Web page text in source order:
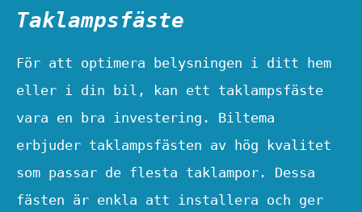
Taklampsfäste
För att optimera belysningen i ditt hem
eller i din bil, kan ett taklampsfäste
vara en bra investering. Biltema
erbjuder taklampsfästen av hög kvalitet
som passar de flesta taklampor. Dessa
fästen är enkla att installera och ger